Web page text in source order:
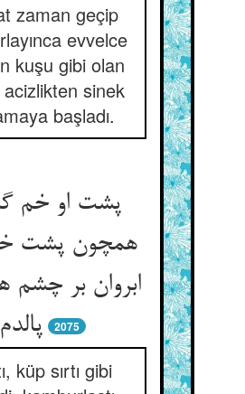
zaman geçip
evvelce
kuşu gibi olan
acizlikten sinek
başladı.
پشت او خم
همچون پشت
ابروان بر چشم
2075
küp sırtı gibi